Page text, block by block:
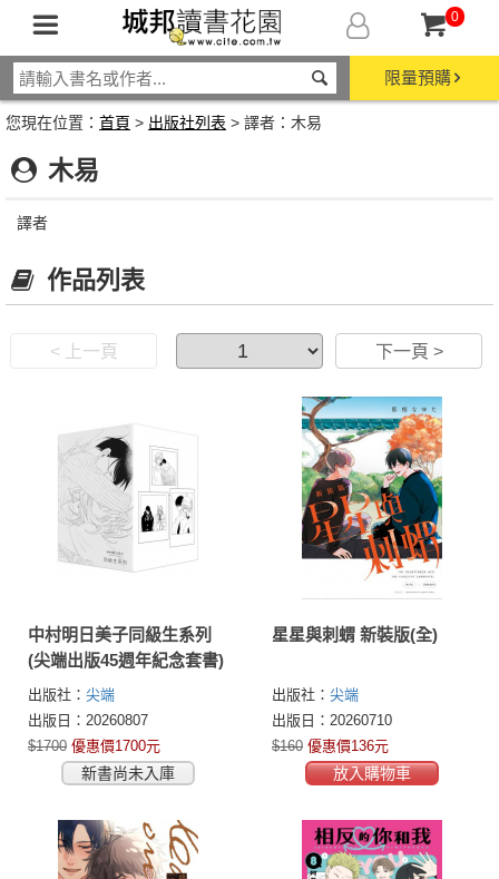
0
限量預購
您現在位置： 首頁 > 出版社列表 > 譯者：木易
木易
譯者
作品列表
< 上一頁 下一頁 >
中村明日美子同級生系列
(尖端出版45週年紀念套書)
出版社： 尖端
出版日：20260807
$1700 優惠價1700元
新書尚未入庫
星星與刺蝟 新裝版(全)
出版社： 尖端
出版日：20260710
$160 優惠價136元
放入購物車